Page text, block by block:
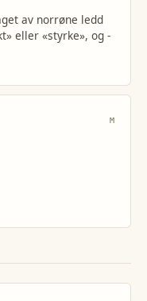
av norrøne ledd
eller «styrke», og -
M